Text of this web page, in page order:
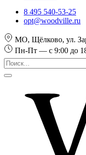
8 495 540-53-25
opt@woodville.ru
МО, Щёлково, ул.
Пн-Пт — с 9:00 до